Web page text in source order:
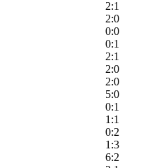
2:1
2:0
0:0
0:1
2:1
2:0
2:0
5:0
0:1
1:1
0:2
1:3
6:2